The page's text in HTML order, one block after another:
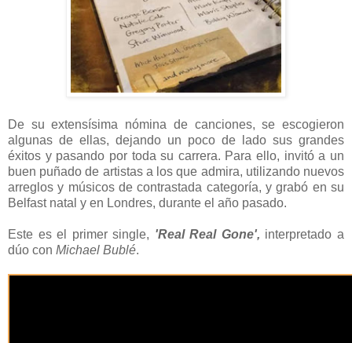
De su extensísima nómina de canciones, se escogieron
algunas de ellas, dejando un poco de lado sus grandes
éxitos y pasando por toda su carrera. Para ello, invitó a un
buen puñado de artistas a los que admira, utilizando nuevos
arreglos y músicos de contrastada categoría, y grabó en su
Belfast natal y en Londres, durante el año pasado.
Este es el primer single, 'Real Real Gone', interpretado a
dúo con Michael Bublé.